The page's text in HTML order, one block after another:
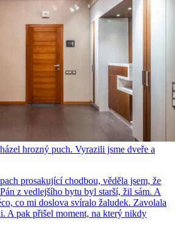
hrozný puch. Vyrazili jsme dveře a
prosakující chodbou, věděla jsem, že
z vedlejšího bytu byl starší, žil sám. A
co mi doslova svíralo žaludek. Zavolala
A pak přišel moment, na který nikdy